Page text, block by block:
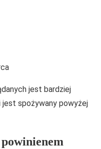
jest bardziej
spożywany powyżej